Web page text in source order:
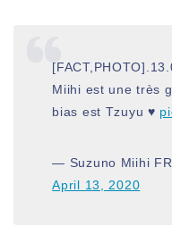
Miihi est une très
bias est Tzuyu ♥
— Suzuno Miihi
April 13, 2020